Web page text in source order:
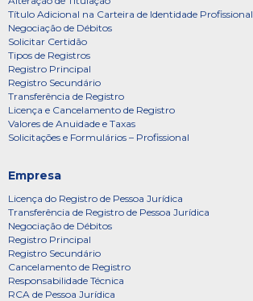
Título Adicional na Carteira de Identidade Profissional
Negociação de Débitos
Solicitar Certidão
Tipos de Registros
Registro Principal
Registro Secundário
Transferência de Registro
Licença e Cancelamento de Registro
Valores de Anuidade e Taxas
Solicitações e Formulários – Profissional
Empresa
Licença do Registro de Pessoa Jurídica
Transferência de Registro de Pessoa Jurídica
Negociação de Débitos
Registro Principal
Registro Secundário
Cancelamento de Registro
Responsabilidade Técnica
RCA de Pessoa Jurídica